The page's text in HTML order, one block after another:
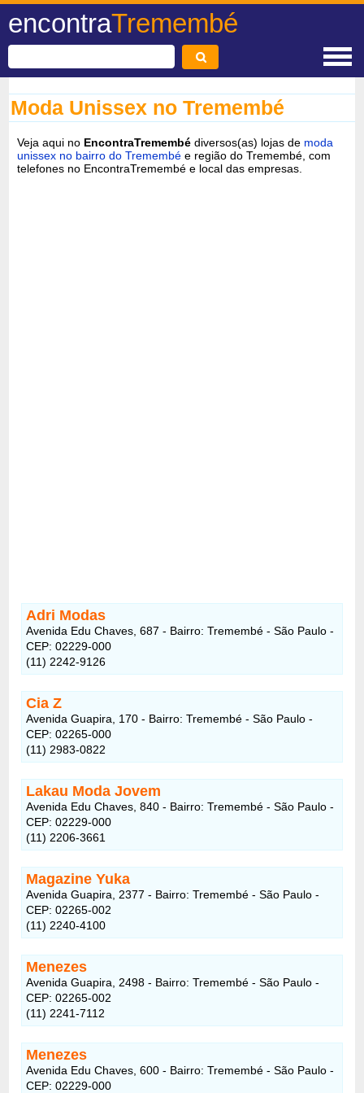
encontraTremembé
Moda Unissex no Tremembé
Veja aqui no EncontraTremembé diversos(as) lojas de moda
unissex no bairro do Tremembé e região do Tremembé, com
telefones no EncontraTremembé e local das empresas.
Adri Modas
Avenida Edu Chaves, 687 - Bairro: Tremembé - São Paulo -
CEP: 02229-000
(11) 2242-9126
Cia Z
Avenida Guapira, 170 - Bairro: Tremembé - São Paulo -
CEP: 02265-000
(11) 2983-0822
Lakau Moda Jovem
Avenida Edu Chaves, 840 - Bairro: Tremembé - São Paulo -
CEP: 02229-000
(11) 2206-3661
Magazine Yuka
Avenida Guapira, 2377 - Bairro: Tremembé - São Paulo -
CEP: 02265-002
(11) 2240-4100
Menezes
Avenida Guapira, 2498 - Bairro: Tremembé - São Paulo -
CEP: 02265-002
(11) 2241-7112
Menezes
Avenida Edu Chaves, 600 - Bairro: Tremembé - São Paulo -
CEP: 02229-000